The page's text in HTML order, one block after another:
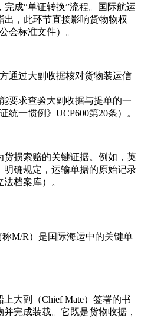
完成“单证转换”流程。国际航运
出，此环节直接影响货物物权
会标准文件）。
通过大副收据核对货物装运信
要求查验大副收据与提单的一
统一惯例》UCP600第20条）。
损索赔的关键证据。例如，英
明确规定，运输单据的原始记录
档案库）。
称M/R）是国际海运中的关键单
大副（Chief Mate）签署的书
完成装载。它既是货物收据，